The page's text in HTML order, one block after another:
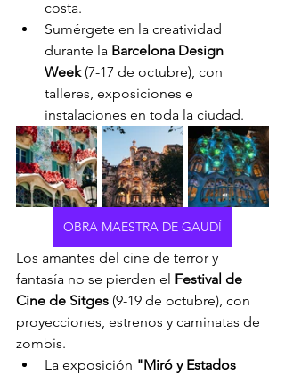
costa.
Sumérgete en la creatividad
durante la Barcelona Design
Week (7-17 de octubre), con
talleres, exposiciones e
instalaciones en toda la ciudad.
OBRA MAESTRA DE GAUDÍ
Los amantes del cine de terror y
fantasía no se pierden el Festival de
Cine de Sitges (9-19 de octubre), con
proyecciones, estrenos y caminatas de
zombis.
La exposición "Miró y Estados